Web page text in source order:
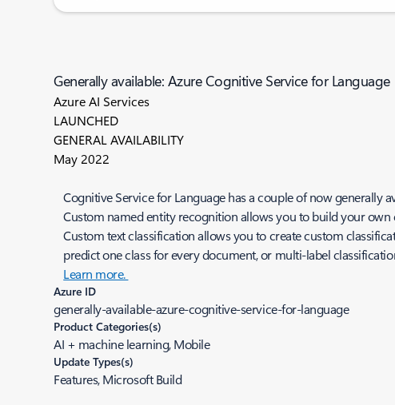
Generally available: Azure Cognitive Service for Language
Azure AI Services
LAUNCHED
GENERAL AVAILABILITY
May 2022
Cognitive Service for Language has a couple of now generally
Custom named entity recognition allows you to build your
Custom text classification allows you to create custom
predict one class for every document, or multi-label
Learn more.
Azure ID
generally-available-azure-cognitive-service-for-language
Product Categories(s)
AI + machine learning, Mobile
Update Types(s)
Features, Microsoft Build